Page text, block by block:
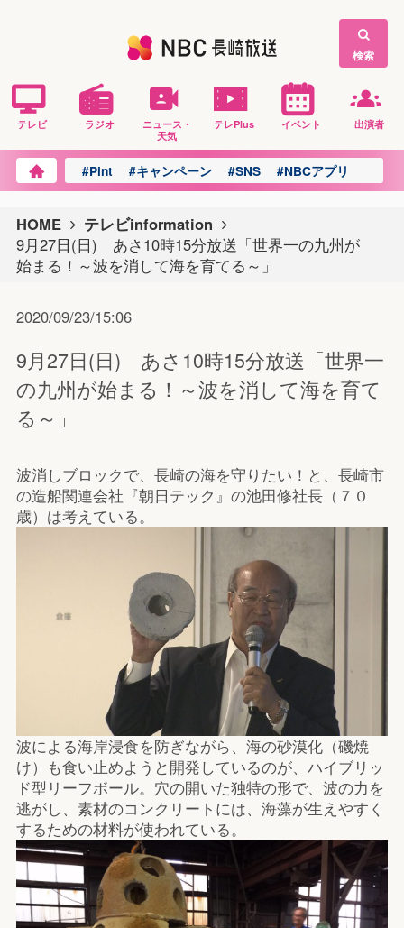
検索
テレビ ラジオ
ニュース・
天気
テレPlus イベント 出演者
#Pint #キャンペーン #SNS #NBCアプリ
HOME
テレビinformation
9月27日(日) あさ10時15分放送「世界一の九州が
始まる！～波を消して海を育てる～」
2020/09/23/15:06
9月27日(日) あさ10時15分放送「世界一
の九州が始まる！～波を消して海を育て
る～」
波消しブロックで、長崎の海を守りたい！と、長崎市
の造船関連会社『朝日テック』の池田修社長（７０
歳）は考えている。
波による海岸浸食を防ぎながら、海の砂漠化（磯焼
け）も食い止めようと開発しているのが、ハイブリッ
ド型リーフボール。穴の開いた独特の形で、波の力を
逃がし、素材のコンクリートには、海藻が生えやすく
するための材料が使われている。